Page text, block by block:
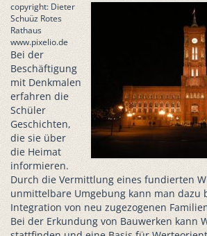
copyright: Dieter
Schuüz Rotes
Rathaus
www.pixelio.de
Bei der
Beschäftigung
mit Denkmalen
erfahren die
Schüler
Geschichten,
die sie über
die Heimat
informieren.
Durch die Vermittlung eines fundierten
unmittelbare Umgebung kann man dazu
Integration von neu zugezogenen
Bei der Erkundung von Bauwerken kann